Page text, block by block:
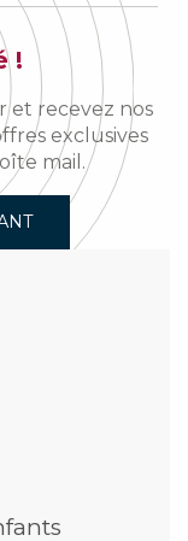
!
et recevez nos
exclusives
mail.